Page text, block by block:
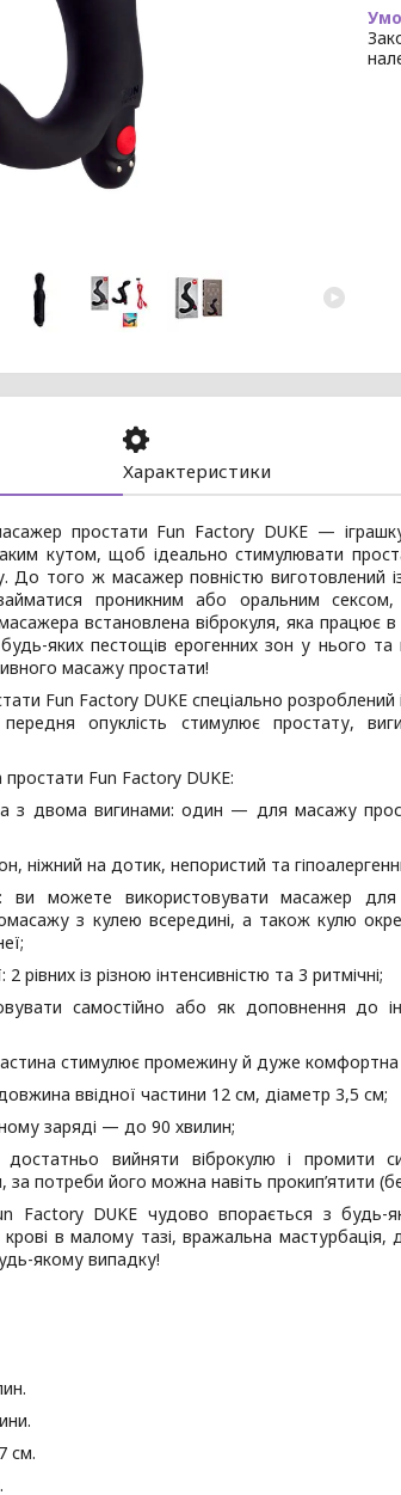
Характеристики
простати Fun Factory DUKE —
кутом, щоб ідеально стимулювати
До того ж масажер повністю виготовлений
проникним або оральним
масажера встановлена віброкуля, яка
яких пестощів ерогенних зон у нього
масажу простати!
Fun Factory DUKE спеціально
опуклість стимулює простату,
Fun Factory DUKE:
з двома вигинами: один — для масажу
ніжний на дотик, непористий та
ви можете використовувати масажер
з кулею всередині, а також кулю
2 рівних із різною інтенсивністю та 3 ритмічні;
самостійно або як доповнення до
стимулює промежину й дуже комфортна
ввідної частини 12 см, діаметр 3,5 см;
заряді — до 90 хвилин;
достатньо вийняти віброкулю і промити
потреби його можна навіть прокип’ятити
Factory DUKE чудово впорається з
крові в малому тазі, вражальна
якому випадку!
см.